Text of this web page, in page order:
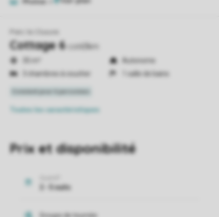
Parc la Clusure
Cottage 6 cot63km
Autonome
3 chambres à coucher
1 salle de bains
Toutes les caractéristiques
Prix et disponibilité